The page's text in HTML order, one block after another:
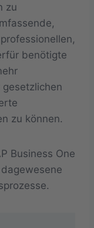
zu
benötigte
gesetzlichen
zu können.
Business One